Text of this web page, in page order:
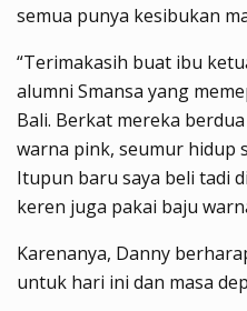
semua punya kesibukan
“Terimakasih buat ibu
alumni Smansa yang
Bali. Berkat mereka
warna pink, seumur hidup
Itupun baru saya beli tadi
keren juga pakai baju
Karenanya, Danny
untuk hari ini dan masa